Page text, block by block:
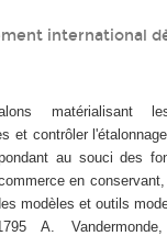
international
matérialisant
et contrôler
au souci des
en
modèles et outils
A.